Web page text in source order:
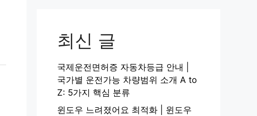
최신 글
국제운전면허증 자동차등급 안내 |
국가별 운전가능 차량범위 소개 A to
Z: 5가지 핵심 분류
윈도우 느려졌어요 최적화 | 윈도우